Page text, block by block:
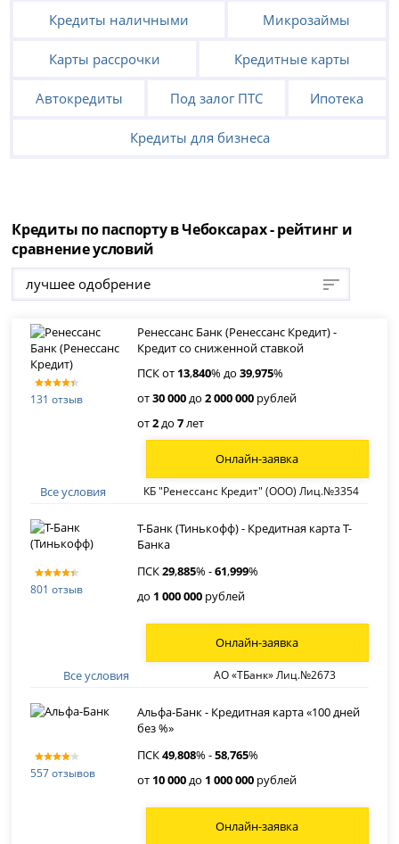
Кредиты наличными Микрозаймы
Карты рассрочки Кредитные карты
Автокредиты Под залог ПТС Ипотека
Кредиты для бизнеса
Кредиты по паспорту в Чебоксарах - рейтинг и
сравнение условий
лучшее одобрение
131 отзыв
Ренессанс Банк (Ренессанс Кредит) -
Кредит со сниженной ставкой
ПСК от 13,840% до39,975%
от30 000до2 000 000 рублей
от2до7лет
Все условия КБ "Ренессанс Кредит" (ООО) Лиц.№3354
Онлайн-заявка
801 отзыв
Т-Банк (Тинькофф) - Кредитная карта Т-
Банка
ПСК29,885% -61,999%
до 1 000 000 рублей
Все условия АО «ТБанк» Лиц.№2673
Онлайн-заявка
557 отзывов
Альфа-Банк - Кредитная карта «100 дней
без %»
ПСК49,808% -58,765%
от 10 000до 1 000 000 рублей
Онлайн-заявка